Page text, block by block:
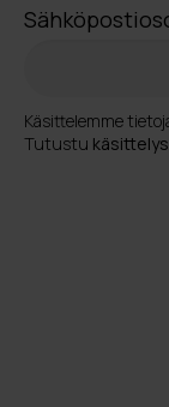
Käsittelemme
Tutustu